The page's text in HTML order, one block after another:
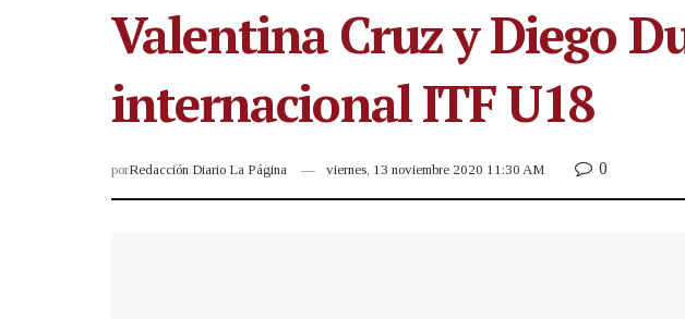
Valentina Cruz y Diego
internacional ITF U18
porRedacción Diario La Página viernes, 13 noviembre 2020 11:30 AM 0